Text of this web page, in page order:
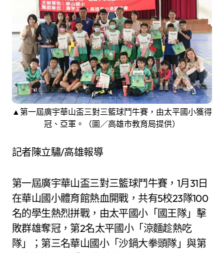
▲第一屆廣宇華山盃三對三籃球鬥牛賽，由太平國小獲得
冠、亞軍。（圖／高雄市教育局提供）
記者陳立驌/高雄報導
第一屆廣宇華山盃三對三籃球鬥牛賽，1月31日
在華山國小體育館熱血開戰，共有5校23隊100
名的學生熱烈拼戰，由太平國小「國王隊」擊
敗群雄奪冠，第2名太平國小「涼麵趁熱吃
隊」；第三名華山國小「沙鍋大拳頭隊」與第